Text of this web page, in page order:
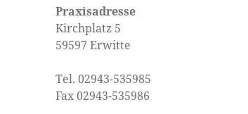
Praxisadresse
Kirchplatz 5
59597 Erwitte
Tel. 02943-535985
Fax 02943-535986